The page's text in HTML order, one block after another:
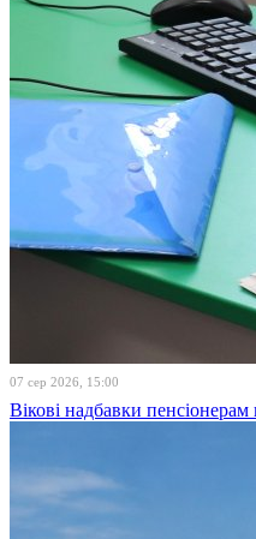
07 сер 2026, 15:00
Вікові надбавки